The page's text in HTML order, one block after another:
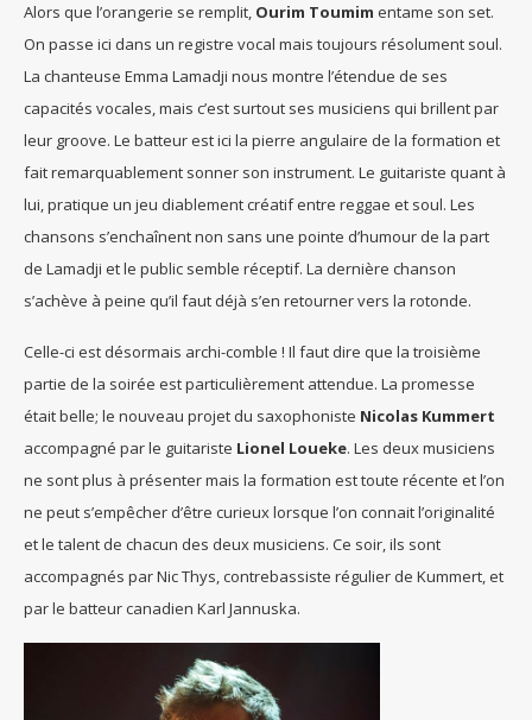
Alors que l’orangerie se remplit, Ourim Toumim entame son set.
On passe ici dans un registre vocal mais toujours résolument soul.
La chanteuse Emma Lamadji nous montre l’étendue de ses
capacités vocales, mais c’est surtout ses musiciens qui brillent par
leur groove. Le batteur est ici la pierre angulaire de la formation et
fait remarquablement sonner son instrument. Le guitariste quant à
lui, pratique un jeu diablement créatif entre reggae et soul. Les
chansons s’enchaînent non sans une pointe d’humour de la part
de Lamadji et le public semble réceptif. La dernière chanson
s’achève à peine qu’il faut déjà s’en retourner vers la rotonde.
Celle-ci est désormais archi-comble ! Il faut dire que la troisième
partie de la soirée est particulièrement attendue. La promesse
était belle; le nouveau projet du saxophoniste Nicolas Kummert
accompagné par le guitariste Lionel Loueke. Les deux musiciens
ne sont plus à présenter mais la formation est toute récente et l’on
ne peut s’empêcher d’être curieux lorsque l’on connait l’originalité
et le talent de chacun des deux musiciens. Ce soir, ils sont
accompagnés par Nic Thys, contrebassiste régulier de Kummert, et
par le batteur canadien Karl Jannuska.